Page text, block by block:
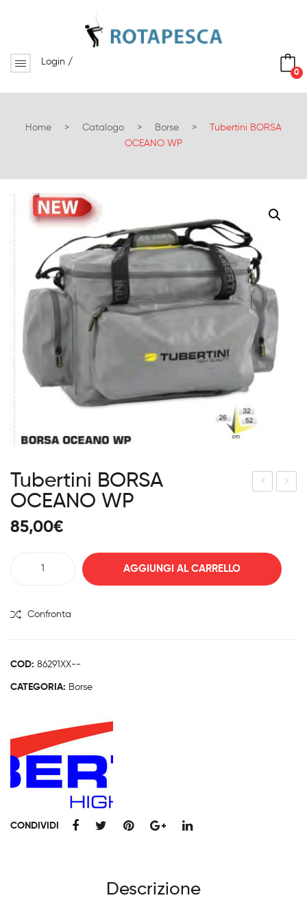
0
Login /
Home > Catalogo > Borse >
Tubertini BORSA
OCEANO WP
NO
LOR
e K1
Tubertini BORSA
OCEANO WP
85,00€
WP
AGGIUNGI AL CARRELLO
Confronta
COD: 86291XX--
CATEGORIA: Borse
CONDIVIDI
Descrizione